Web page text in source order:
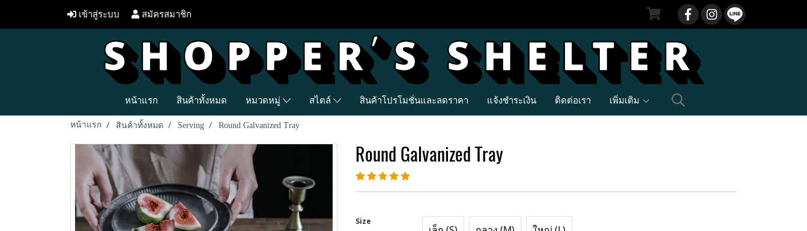
เข้าสู่ระบบ สมัครสมาชิก
หน้าแรก สินค้าทั้งหมด หมวดหมู่ สไตล์ สินค้าโปรโมชั่นและลดราคา แจ้งชำระเงิน ติดต่อเรา เพิ่มเติม
หน้าแรก สินค้าทั้งหมด Serving Round Galvanized Tray
Round Galvanized Tray
Size